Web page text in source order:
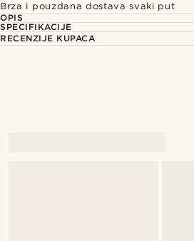
Brza i pouzdana dostava svaki put
OPIS
SPECIFIKACIJE
RECENZIJE KUPACA